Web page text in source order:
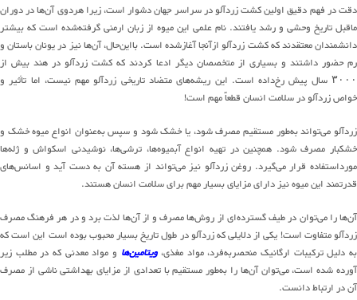
دقت در فهم دقیق اولین کشت زردآلو در سراسر جهان دشوار است، زیرا هردوی آن‌ها در دوران
ماقبل تاریخ وحشی و رشد یافتند. نام علمی این میوه از زبان ارمنی گرفته‌شده است که بیشتر
دانشمندان معتقدند که کشت زردآلو ازآنجا آغازشده است. بااین‌حال، آن‌ها نیز در یونان باستان و
رم حضور داشتند و بسیاری از متخصصان دیگر ادعا کردند که کشت زردآلو در هند بیش از
۳۰۰۰ سال پیش رخ‌داده است. این ریشه‌های متضاد تاریخی زردآلو مهم نیست، اما تأثیر و
خواص زردآلو در سلامت انسان قطعاً مهم است!
زردآلو می‌تواند به‌طور مستقیم مصرف شود، یا خشک شود و سپس به‌عنوان انواع میوه خشک و
خشکبار مصرف شود. همچنین در تهیه انواع آبمیوه‌ها، ترشی‌ها، نوشیدنی اسکواش و ژله‌ها
مورداستفاده قرار می‌گیرد. روغن زردآلو نیز می‌تواند از هسته آن به دست آید و اسانس‌های
قدرتمند این میوه نیز دارای مزایای بسیار مهم برای سلامت انسان هستند.
آن‌ها را می‌توان در طیف گسترده‌ای از روش‌ها مصرف و از آن‌ها لذت برد و در هر فرهنگ مصرف
زردآلو متفاوت است! یکی از دلایلی که زردآلو در طول تاریخ بسیار محبوب بوده است این است که
به دلیل ترکیبات ارگانیک منحصربه‌فرد، مواد مغذی،ویتامین‌ها و مواد معدنی که در مطلب زیر
آورده شده است، می‌توان آن‌ها را به‌طور مستقیم با تعدادی از مزایای بهداشتی ناشی از مصرف
آن در ارتباط دانست.